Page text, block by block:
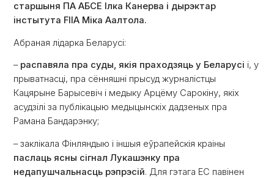
старшыня ПА АБСЕ Ілка Канерва і дырэктар
інстытута FIIA Міка Аалтола.
Абраная лідарка Беларусі:
– распавяла пра суды, якія праходзяць у Беларусі і, у
прыватнасці, пра сённяшні прысуд журналістцы
Кацярыне Барысевіч і медыку Арцёму Сарокіну, якіх
асудзілі за публікацыю медыцынскіх дадзеных пра
Рамана Бандарэнку;
– заклікала Фінляндыю і іншыя еўрапейскія краіны
паслаць ясны сігнал Лукашэнку пра
недапушчальнасць рэпрэсій. Для гэтага ЕС павінен